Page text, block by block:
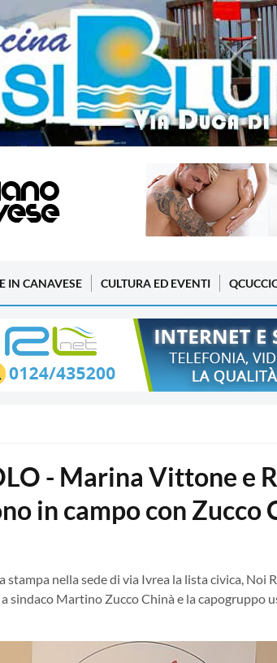
IN CANAVESE CULTURA ED EVENTI
- Marina Vittone e
in campo con Zucco
stampa nella sede di via Ivrea la lista civica, Noi
sindaco Martino Zucco Chinà e la capogruppo